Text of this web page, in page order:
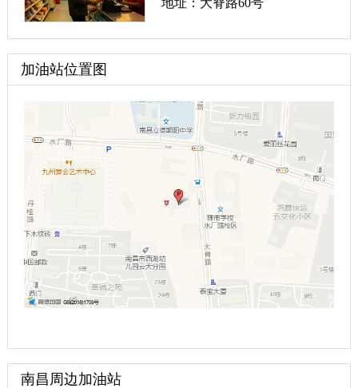
地址：大脊路60号
加油站位置图
南昌周边加油站